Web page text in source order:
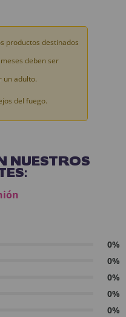
productos destinados
deben ser
un adulto.
del fuego.
NUESTROS
0%
0%
0%
0%
0%